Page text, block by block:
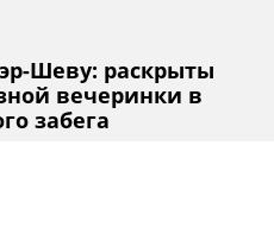
Шеву: раскрыты
вечеринки в
забега